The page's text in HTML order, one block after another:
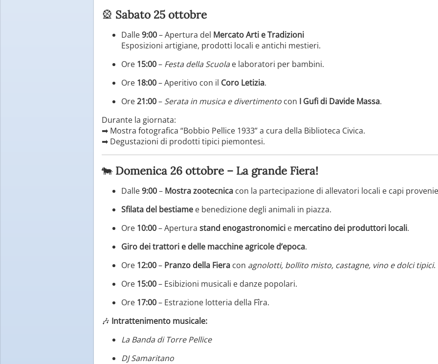
🎡 Sabato 25 ottobre
Dalle9:00– Apertura del Mercato Arti e Tradizioni
Esposizioni artigiane, prodotti locali e antichi mestieri.
Ore 15:00– Festa della Scuolae laboratori per bambini.
Ore 18:00– Aperitivo con il Coro Letizia.
Ore21:00– Serata in musica e divertimento con I Guﬁ di Davide Massa.
Durante la giornata:
➡ Mostra fotografica “Bobbio Pellice 1933” a cura della Biblioteca Civica.
➡ Degustazioni di prodotti tipici piemontesi.
🐄 Domenica 26 ottobre – La grande Fiera!
Dalle9:00– Mostra zootecnica con la partecipazione di allevatori locali e capi
Sfilata del bestiame e benedizione degli animali in piazza.
Ore 10:00– Apertura stand enogastronomici e mercatino dei produttori locali.
Giro dei trattori e delle macchine agricole d’epoca.
Ore 12:00– Pranzo della Fiera con agnolotti, bollito misto, castagne, vino e dolci tipici.
Ore 15:00– Esibizioni musicali e danze popolari.
Ore 17:00– Estrazione lotteria della Fîra.
🎶 Intrattenimento musicale:
La Banda di Torre Pellice
DJ Samaritano